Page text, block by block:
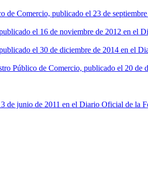
Comercio, publicado el 23 de
el 16 de noviembre de 2012 en el
el 30 de diciembre de 2014 en el
Público de Comercio, publicado el 20
de junio de 2011 en el Diario Oficial de la